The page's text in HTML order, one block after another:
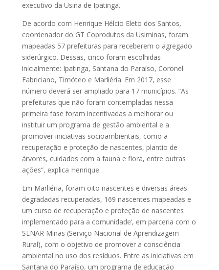
executivo da Usina de Ipatinga.
De acordo com Henrique Hélcio Eleto dos Santos,
coordenador do GT Coprodutos da Usiminas, foram
mapeadas 57 prefeituras para receberem o agregado
siderúrgico. Dessas, cinco foram escolhidas
inicialmente: Ipatinga, Santana do Paraíso, Coronel
Fabriciano, Timóteo e Marliéria. Em 2017, esse
número deverá ser ampliado para 17 municípios. “As
prefeituras que não foram contempladas nessa
primeira fase foram incentivadas a melhorar ou
instituir um programa de gestão ambiental e a
promover iniciativas socioambientais, como a
recuperação e proteção de nascentes, plantio de
árvores, cuidados com a fauna e flora, entre outras
ações”, explica Henrique.
Em Marliéria, foram oito nascentes e diversas áreas
degradadas recuperadas, 169 nascentes mapeadas e
um curso de recuperação e proteção de nascentes
implementado para a comunidade’, em parceria com o
SENAR Minas (Serviço Nacional de Aprendizagem
Rural), com o objetivo de promover a consciência
ambiental no uso dos resíduos. Entre as iniciativas em
Santana do Paraíso, um programa de educação